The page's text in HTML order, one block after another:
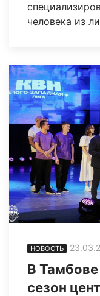
человека из
НОВОСТЬ
В
сезон